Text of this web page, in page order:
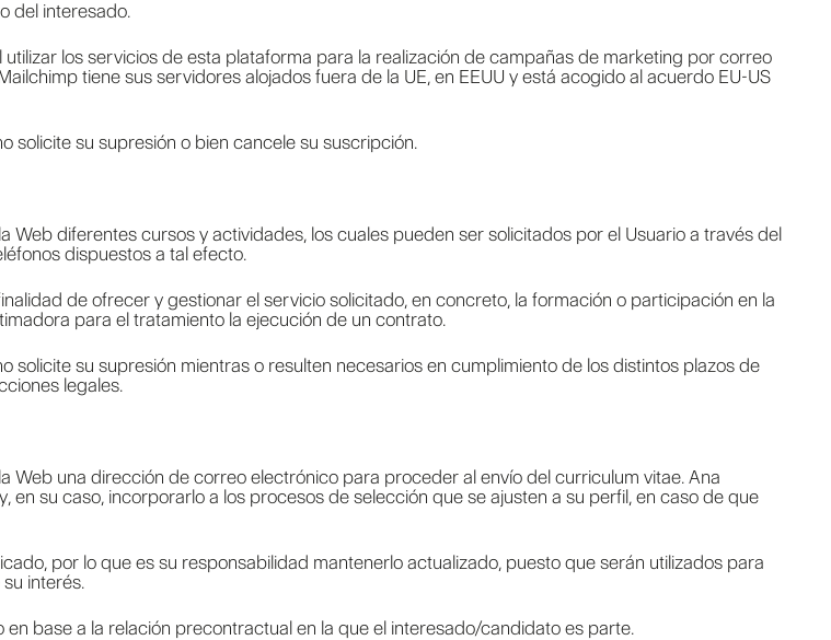
del interesado.
los servicios de esta plataforma para la realización de campañas de marketing por correo
tiene sus servidores alojados fuera de la UE, en EEUU y está acogido al acuerdo EU-US
solicite su supresión o bien cancele su suscripción.
diferentes cursos y actividades, los cuales pueden ser solicitados por el Usuario a través del
dispuestos a tal efecto.
de ofrecer y gestionar el servicio solicitado, en concreto, la formación o participación en la
para el tratamiento la ejecución de un contrato.
su supresión mientras o resulten necesarios en cumplimiento de los distintos plazos de
legales.
una dirección de correo electrónico para proceder al envío del curriculum vitae. Ana
su caso, incorporarlo a los procesos de selección que se ajusten a su perfil, en caso de que
por lo que es su responsabilidad mantenerlo actualizado, puesto que serán utilizados para
interés.
base a la relación precontractual en la que el interesado/candidato es parte.